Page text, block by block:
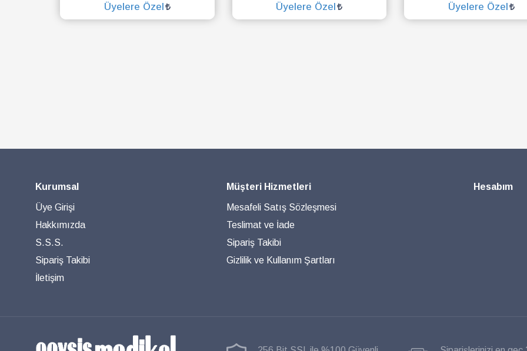
Üyelere Özel Üyelere Özel Üyelere Özel
Kurumsal
Üye Girişi
Hakkımızda
S.S.S.
Sipariş Takibi
İletişim
Müşteri Hizmetleri
Mesafeli Satış Sözleşmesi
Teslimat ve İade
Sipariş Takibi
Gizlilik ve Kullanım Şartları
Hesabım